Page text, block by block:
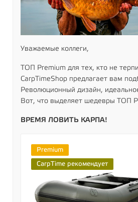
Уважаемые коллеги,
ТОП Premium для тех, кто не
CarpTimeShop предлагает вам
Революционный дизайн,
Вот, что выделяет шедевры ТОП
ВРЕМЯ ЛОВИТЬ КАРПА!
Premium
CarpTime рекомендует